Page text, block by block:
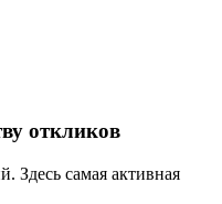
откликов
. Здесь самая активная